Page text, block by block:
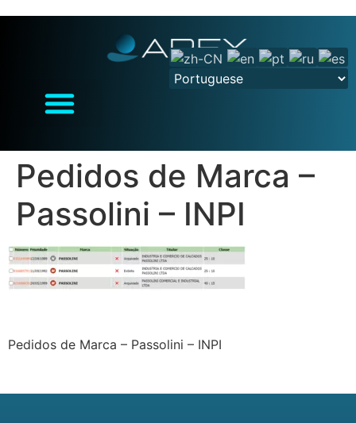
Pedidos de Marca –
Passolini – INPI
Pedidos de Marca – Passolini – INPI